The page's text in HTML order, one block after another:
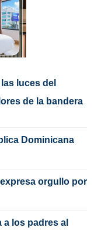
luces del
de la bandera
Dominicana
orgullo por
a los padres al